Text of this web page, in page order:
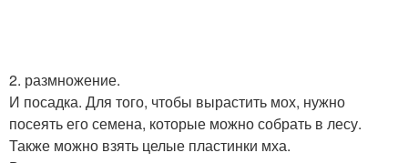
2. размножение.
И посадка. Для того, чтобы вырастить мох, нужно
посеять его семена, которые можно собрать в лесу.
Также можно взять целые пластинки мха.